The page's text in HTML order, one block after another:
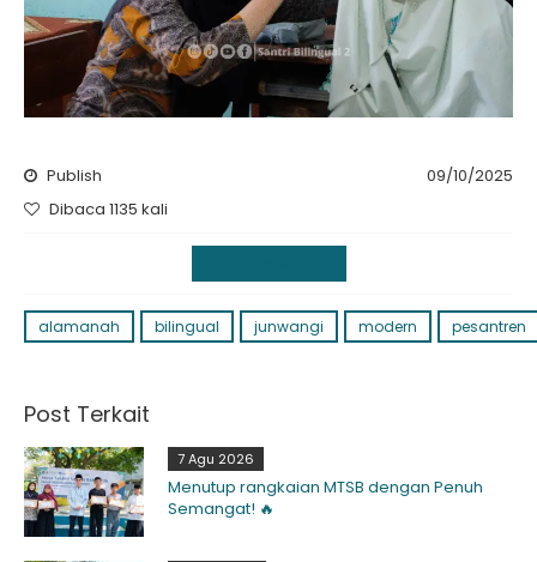
Publish
09/10/2025
Dibaca 1135 kali
alamanah bilingual junwangi modern pesantren
Post Terkait
7 Agu 2026
Menutup rangkaian MTSB dengan Penuh
Semangat! 🔥